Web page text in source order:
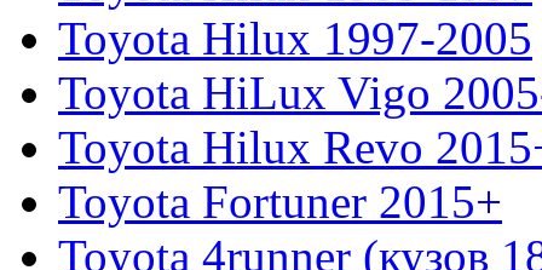
Toyota Hilux 1997-2005
Toyota HiLux Vigo
Toyota Hilux Revo
Toyota Fortuner 2015+
Toyota 4runner (кузов